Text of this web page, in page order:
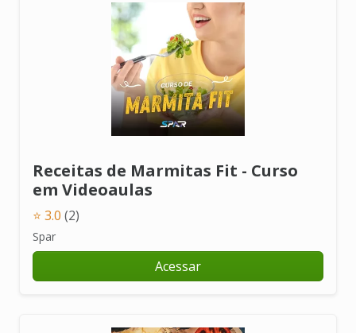
Receitas de Marmitas Fit - Curso
em Videoaulas
⭐ 3.0 (2)
Spar
Acessar